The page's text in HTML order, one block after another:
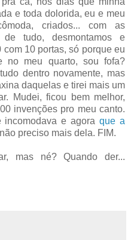
e toda dolorida, eu e meu
criados... com as
tudo, desmontamos e
10 portas, só porque eu
no meu quarto, sou fofa?
dentro novamente, mas
daquelas e tirei mais um
Mudei, ficou bem melhor,
invenções pro meu canto.
incomodava e agoraque a
preciso mais dela. FIM.
mas né? Quando der...